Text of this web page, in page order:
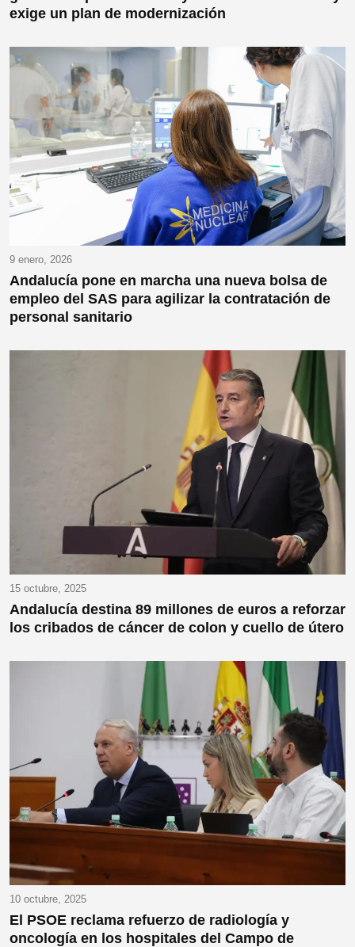
exige un plan de modernización
9 enero, 2026
Andalucía pone en marcha una nueva bolsa de
empleo del SAS para agilizar la contratación de
personal sanitario
15 octubre, 2025
Andalucía destina 89 millones de euros a reforzar
los cribados de cáncer de colon y cuello de útero
10 octubre, 2025
El PSOE reclama refuerzo de radiología y
oncología en los hospitales del Campo de